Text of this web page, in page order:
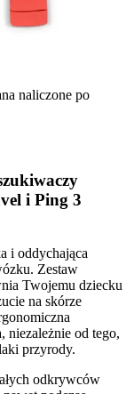
naliczone po
i Ping 3
i oddychająca
Zestaw
Twojemu dziecku
na skórze
niezależnie od tego,
przyrody.
odkrywców